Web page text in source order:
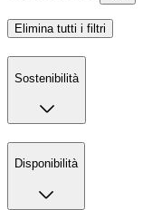
Elimina tutti i filtri
Sostenibilità
Disponibilità